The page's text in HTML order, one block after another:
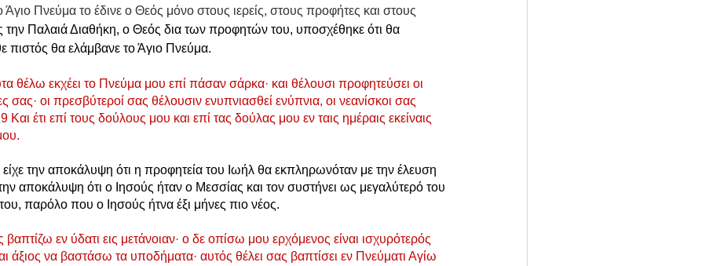
Άγιο Πνεύμα το έδινε ο Θεός μόνο στους ιερείς, στους προφήτες και στους
την Παλαιά Διαθήκη, ο Θεός δια των προφητών του, υποσχέθηκε ότι θα
πιστός θα ελάμβανε το Άγιο Πνεύμα.
θέλω εκχέει το Πνεύμα μου επί πάσαν σάρκα· και θέλουσι προφητεύσει οι
σας· οι πρεσβύτεροί σας θέλουσιν ενυπνιασθεί ενύπνια, οι νεανίσκοι σας
Και έτι επί τους δούλους μου και επί τας δούλας μου εν ταις ημέραις εκείναις
την αποκάλυψη ότι η προφητεία του Ιωήλ θα εκπληρωνόταν με την έλευση
αποκάλυψη ότι ο Ιησούς ήταν ο Μεσσίας και τον συστήνει ως μεγαλύτερό του
παρόλο που ο Ιησούς ήτνα έξι μήνες πιο νέος.
εν ύδατι εις μετάνοιαν· ο δε οπίσω μου ερχόμενος είναι ισχυρότερός
άξιος να βαστάσω τα υποδήματα· αυτός θέλει σας βαπτίσει εν Πνεύματι Αγίω